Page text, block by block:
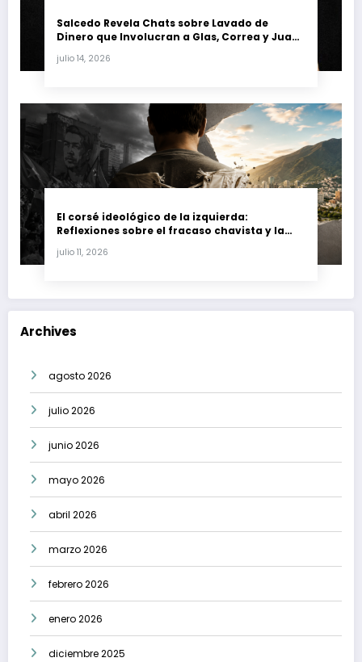
Salcedo Revela Chats sobre Lavado de
Dinero que Involucran a Glas, Correa y Juan
julio 14, 2026
El corsé ideológico de la izquierda:
Reflexiones sobre el fracaso chavista y la
julio 11, 2026
Archives
agosto 2026
julio 2026
junio 2026
mayo 2026
abril 2026
marzo 2026
febrero 2026
enero 2026
diciembre 2025